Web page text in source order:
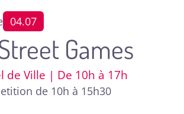
04.07
Games
de Ville | De 10h à 17h
de 10h à 15h30